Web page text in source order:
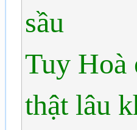
sầu
Tuy Hoà
thật lâu